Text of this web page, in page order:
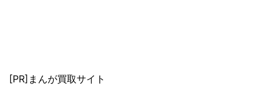
[PR]まんが買取サイト